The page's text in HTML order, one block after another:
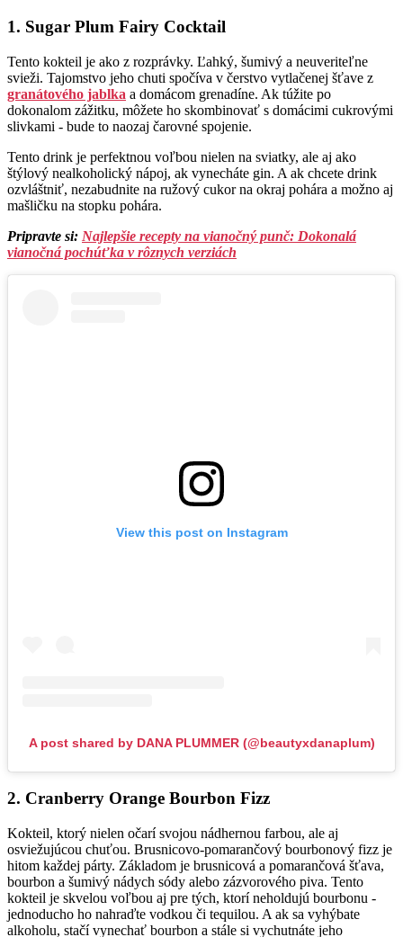
1. Sugar Plum Fairy Cocktail
Tento kokteil je ako z rozprávky. Ľahký, šumivý a neuveriteľne
svieži. Tajomstvo jeho chuti spočíva v čerstvo vytlačenej šťave z
granátového jablka a domácom grenadíne. Ak túžite po
dokonalom zážitku, môžete ho skombinovať s domácimi cukrovými
slivkami - bude to naozaj čarovné spojenie.
Tento drink je perfektnou voľbou nielen na sviatky, ale aj ako
štýlový nealkoholický nápoj, ak vynecháte gin. A ak chcete drink
ozvláštniť, nezabudnite na ružový cukor na okraj pohára a možno aj
mašličku na stopku pohára.
Pripravte si: Najlepšie recepty na vianočný punč: Dokonalá
vianočná pochúťka v rôznych verziách
View this post on Instagram
A post shared by DANA PLUMMER (@beautyxdanaplum)
2. Cranberry Orange Bourbon Fizz
Kokteil, ktorý nielen očarí svojou nádhernou farbou, ale aj
osviežujúcou chuťou. Brusnicovo-pomarančový bourbonový fizz je
hitom každej párty. Základom je brusnicová a pomarančová šťava,
bourbon a šumivý nádych sódy alebo zázvorového piva. Tento
kokteil je skvelou voľbou aj pre tých, ktorí neholdujú bourbonu -
jednoducho ho nahraďte vodkou či tequilou. A ak sa vyhýbate
alkoholu, stačí vynechať bourbon a stále si vychutnáte jeho